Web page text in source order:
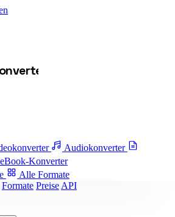
Audiokonverter
eBook-Konverter
Alle Formate
Formate Preise API